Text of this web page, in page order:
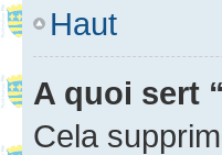
Haut
A quoi sert
Cela